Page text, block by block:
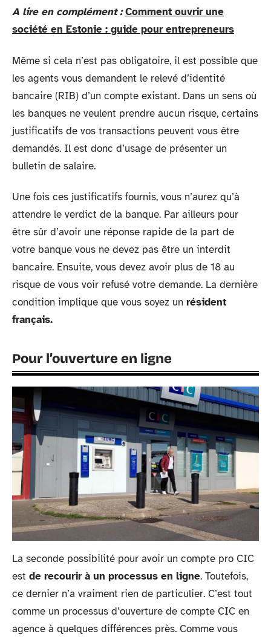
A lire en complément : Comment ouvrir une
société en Estonie : guide pour entrepreneurs
Même si cela n’est pas obligatoire, il est possible que
les agents vous demandent le relevé d’identité
bancaire (RIB) d’un compte existant. Dans un sens où
les banques ne veulent prendre aucun risque, certains
justificatifs de vos transactions peuvent vous être
demandés. Il est donc d’usage de présenter un
bulletin de salaire.
Une fois ces justificatifs fournis, vous n’aurez qu’à
attendre le verdict de la banque. Par ailleurs pour
être sûr d’avoir une réponse rapide de la part de
votre banque vous ne devez pas être un interdit
bancaire. Ensuite, vous devez avoir plus de 18 au
risque de vous voir refusé votre demande. La dernière
condition implique que vous soyez un résident
français.
Pour l’ouverture en ligne
La seconde possibilité pour avoir un compte pro CIC
est de recourir à un processus en ligne. Toutefois,
ce dernier n’a vraiment rien de particulier. C’est tout
comme un processus d’ouverture de compte CIC en
agence à quelques différences près. Comme vous